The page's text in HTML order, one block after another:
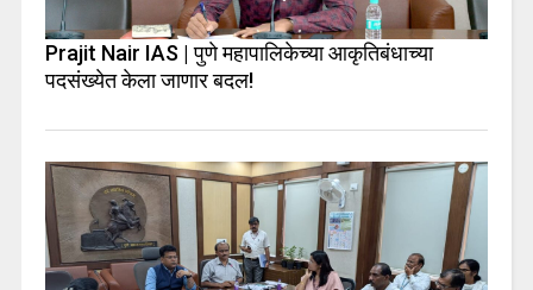
Prajit Nair IAS | पुणे महापालिकेच्या आकृतिबंधाच्या
पदसंख्येत केला जाणार बदल!